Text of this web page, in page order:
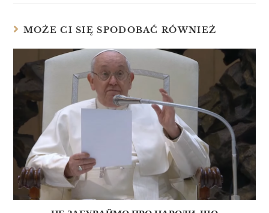
MOŻE CI SIĘ SPODOBAĆ RÓWNIEŻ